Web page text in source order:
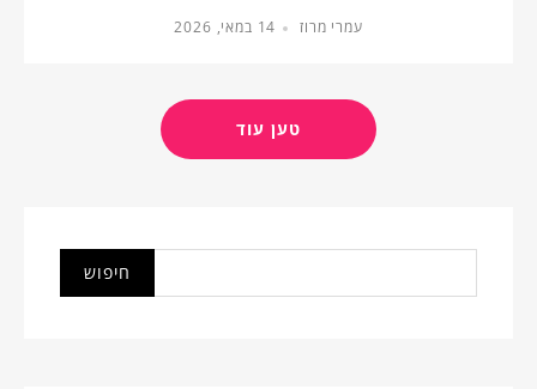
עמרי מרוז 14 במאי, 2026
טען עוד